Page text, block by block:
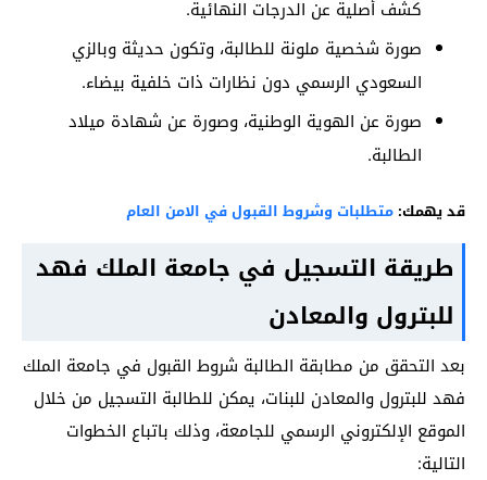
كشف أصلية عن الدرجات النهائية.
صورة شخصية ملونة للطالبة، وتكون حديثة وبالزي
السعودي الرسمي دون نظارات ذات خلفية بيضاء.
صورة عن الهوية الوطنية، وصورة عن شهادة ميلاد
الطالبة.
قد يهمك: متطلبات وشروط القبول في الامن العام
طريقة التسجيل في جامعة الملك فهد
للبترول والمعادن
بعد التحقق من مطابقة الطالبة شروط القبول في جامعة الملك
فهد للبترول والمعادن للبنات، يمكن للطالبة التسجيل من خلال
الموقع الإلكتروني الرسمي للجامعة، وذلك باتباع الخطوات
التالية: